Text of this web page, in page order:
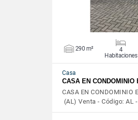
290 m²
4
Habitaciones
Casa
CASA EN
CASA EN CONDOMINIO
(AL) Venta - Código: AL